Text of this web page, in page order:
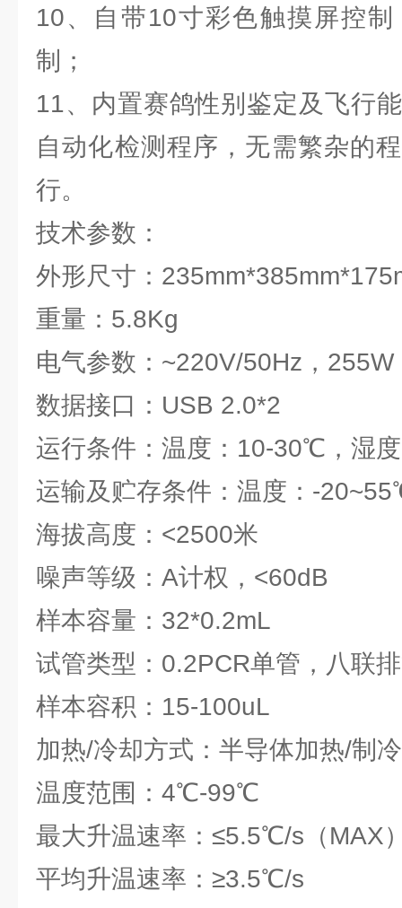
10、自带10寸彩色触摸屏控
制；
11、内置赛鸽性别鉴定及飞行
自动化检测程序，无需繁杂的
行。
技术参数：
外形尺寸：
重量：5.8Kg
电气参数：~220V/50Hz，255W
数据接口：USB 2.0*2
运行条件：温度：10-30℃，湿
运输及贮存条件：温度：-
海拔高度：<2500米
噪声等级：A计权，<60dB
样本容量：32*0.2mL
试管类型：0.2PCR单管，八联
样本容积：15-100uL
加热/冷却方式：半导体加热/制冷
温度范围：4℃-99℃
最大升温速率：≤5.5℃/s（MAX
平均升温速率：≥3.5℃/s